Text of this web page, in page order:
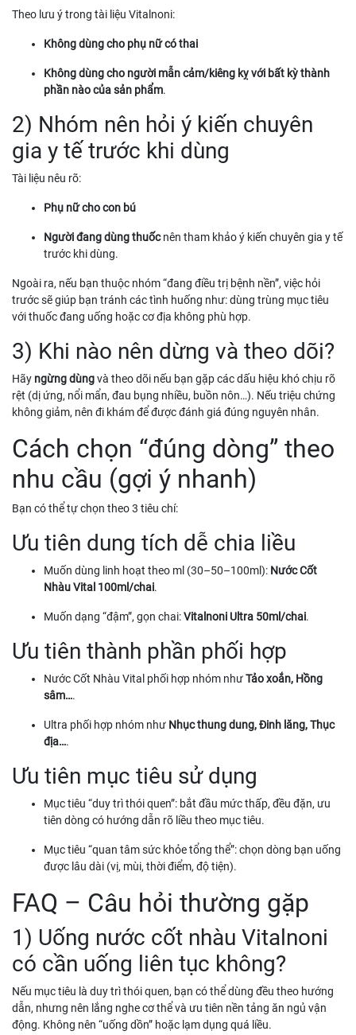
Theo lưu ý trong tài liệu Vitalnoni:
Không dùng cho phụ nữ có thai
Không dùng cho người mẫn cảm/kiêng kỵ với bất kỳ thành
phần nào của sản phẩm.
2) Nhóm nên hỏi ý kiến chuyên
gia y tế trước khi dùng
Tài liệu nêu rõ:
Phụ nữ cho con bú
Người đang dùng thuốcnên tham khảo ý kiến chuyên gia y tế
trước khi dùng.
Ngoài ra, nếu bạn thuộc nhóm “đang điều trị bệnh nền”, việc hỏi
trước sẽ giúp bạn tránh các tình huống như: dùng trùng mục tiêu
với thuốc đang uống hoặc cơ địa không phù hợp.
3) Khi nào nên dừng và theo dõi?
Hãy ngừng dùngvà theo dõi nếu bạn gặp các dấu hiệu khó chịu rõ
rệt (dị ứng, nổi mẩn, đau bụng nhiều, buồn nôn…). Nếu triệu chứng
không giảm, nên đi khám để được đánh giá đúng nguyên nhân.
Cách chọn “đúng dòng” theo
nhu cầu (gợi ý nhanh)
Bạn có thể tự chọn theo 3 tiêu chí:
Ưu tiên dung tích dễ chia liều
Muốn dùng linh hoạt theo ml (30–50–100ml): Nước Cốt
Nhàu Vital 100ml/chai.
Muốn dạng “đậm”, gọn chai:Vitalnoni Ultra 50ml/chai.
Ưu tiên thành phần phối hợp
Nước Cốt Nhàu Vital phối hợp nhóm nhưTảo xoắn, Hồng
sâm….
Ultra phối hợp nhóm như Nhục thung dung, Đinh lăng, Thục
địa….
Ưu tiên mục tiêu sử dụng
Mục tiêu “duy trì thói quen”: bắt đầu mức thấp, đều đặn, ưu
tiên dòng có hướng dẫn rõ liều theo mục tiêu.
Mục tiêu “quan tâm sức khỏe tổng thể”: chọn dòng bạn uống
được lâu dài (vị, mùi, thời điểm, độ tiện).
FAQ – Câu hỏi thường gặp
1) Uống nước cốt nhàu Vitalnoni
có cần uống liên tục không?
Nếu mục tiêu là duy trì thói quen, bạn có thể dùng đều theo hướng
dẫn, nhưng nên lắng nghe cơ thể và ưu tiên nền tảng ăn ngủ vận
động. Không nên “uống dồn” hoặc lạm dụng quá liều.